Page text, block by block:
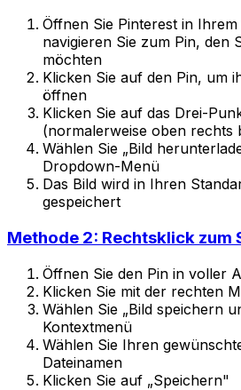
Öffnen Sie Pinterest in
navigieren Sie zum Pin, den
möchten
Klicken Sie auf den Pin, um
öffnen
Klicken Sie auf das Drei-
(normalerweise oben rechts
Wählen Sie „Bild
Dropdown-Menü
Das Bild wird in Ihren
gespeichert
Methode 2: Rechtsklick zum
Öffnen Sie den Pin in voller
Klicken Sie mit der rechten
Wählen Sie „Bild speichern
Kontextmenü
Wählen Sie Ihren
Dateinamen
Klicken Sie auf „Speichern"